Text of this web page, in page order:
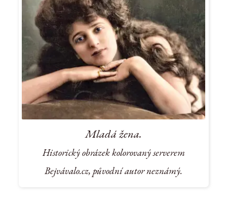
Mladá žena.
Historický obrázek kolorovaný serverem
Bejvávalo.cz, původní autor neznámý.